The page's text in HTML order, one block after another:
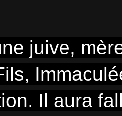
juive,
Il aura